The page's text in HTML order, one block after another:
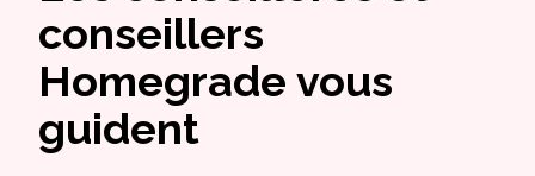
conseillers
Homegrade vous
guident